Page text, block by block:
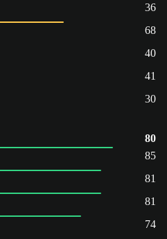
36
68
40
41
30
80
85
81
81
74